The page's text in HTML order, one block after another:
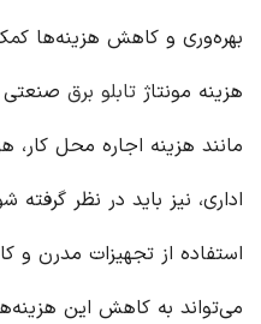
بهره‌وری و کاهش هزینه‌ها
هزینه مونتاژ تابلو برق صنعتی
مانند هزینه اجاره محل کار،
اداری، نیز باید در نظر گرفته
استفاده از تجهیزات مدرن و
می‌تواند به کاهش این